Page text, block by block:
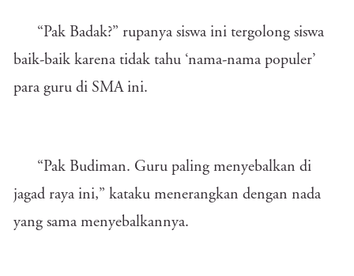
“Pak Badak?” rupanya siswa ini tergolong siswa
baik-baik karena tidak tahu ‘nama-nama populer’
para guru di SMA ini.
“Pak Budiman. Guru paling menyebalkan di
jagad raya ini,” kataku menerangkan dengan nada
yang sama menyebalkannya.